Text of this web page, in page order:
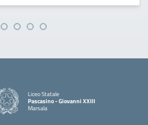
Liceo Statale
Pascasino - Giovanni XXIII
Marsala